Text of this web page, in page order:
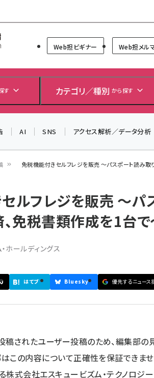
Web担当者Forum
Web担ビギナー Web担メル
す カテゴリ／種別 から探す
AI SNS アクセス解析／データ分析
免税機能付きセルフレジを販売 ～パスポート読み取
ルフレジを販売 ～パ
、免税書類作成を1台
ホールディングス
はてブ Bluesky 優先するニュー
稿されたユーザー投稿のため、編集部の
この内容について正確性を保証できませ
株式会社エスキュービズム・テクノロジ